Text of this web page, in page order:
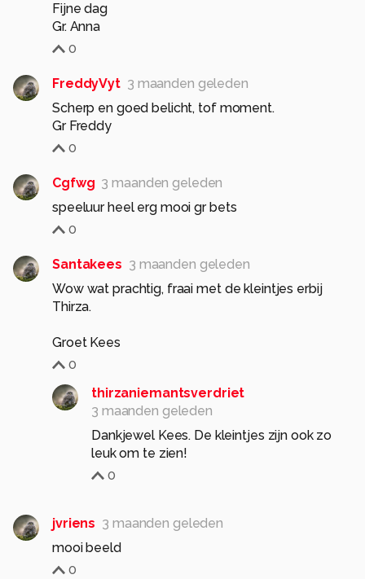
Fijne dag
Gr. Anna
0
FreddyVyt 3 maanden geleden
Scherp en goed belicht, tof moment.
Gr Freddy
0
Cgfwg 3 maanden geleden
speeluur heel erg mooi gr bets
0
Santakees 3 maanden geleden
Wow wat prachtig, fraai met de kleintjes erbij
Thirza.
Groet Kees
0
thirzaniemantsverdriet
3 maanden geleden
Dankjewel Kees. De kleintjes zijn ook zo
leuk om te zien!
0
jvriens 3 maanden geleden
mooi beeld
0